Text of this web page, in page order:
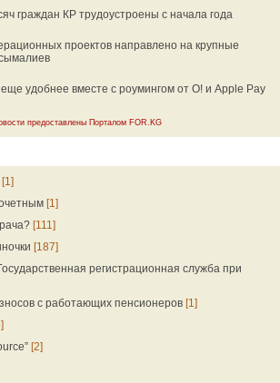
граждан КР трудоустроены с начала года
проектов направлено на крупные
удобнее вместе с роумингом от О! и Apple Pay
предоставлены Порталом FOR.KG
[1]
[1]
[111]
[187]
регистрационная служба при
с работающих пенсионеров [1]
[2]